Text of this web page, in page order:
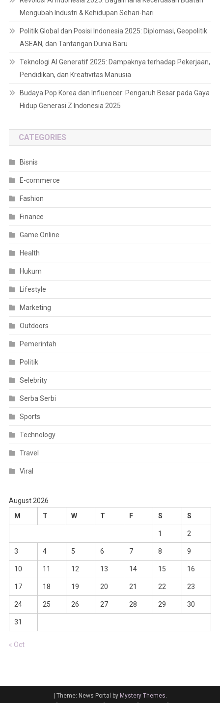
Mengubah Industri & Kehidupan Sehari-hari
Politik Global dan Posisi Indonesia 2025: Diplomasi, Geopolitik
ASEAN, dan Tantangan Dunia Baru
Teknologi AI Generatif 2025: Dampaknya terhadap Pekerjaan,
Pendidikan, dan Kreativitas Manusia
Budaya Pop Korea dan Influencer: Pengaruh Besar pada Gaya
Hidup Generasi Z Indonesia 2025
CATEGORIES
Bisnis
E-commerce
Fashion
Finance
Game Online
Health
Hukum
Lifestyle
Marketing
Outdoors
Pemerintah
Politik
Selebrity
Serba Serbi
Sports
Technology
Travel
Viral
August 2026
M
T W T F S S
1 2
3 4 5 6 7 8 9
10 11 12 13 14 15 16
17 18 19 20 21 22 23
24 25 26 27 28 29 30
31
« Oct
| Theme: News Portal by Mystery Themes